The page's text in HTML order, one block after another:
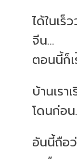
ได้ในเร็
จีน...
ตอนนี้ก็เ
บ้านเรา
โดนก่อน
อันนี้ถือ